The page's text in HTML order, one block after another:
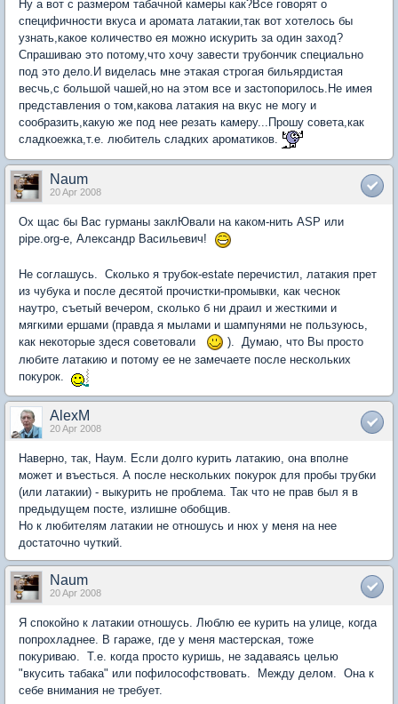
Ну а вот с размером табачной камеры как?Все говорят о
специфичности вкуса и аромата латакии,так вот хотелось бы
узнать,какое количество ея можно искурить за один заход?
Спрашиваю это потому,что хочу завести трубончик специально
под это дело.И виделась мне этакая строгая бильярдистая
весчь,с большой чашей,но на этом все и застопорилось.Не имея
представления о том,какова латакия на вкус не могу и
сообразить,какую же под нее резать камеру...Прошу совета,как
сладкоежка,т.е. любитель сладких ароматиков.
Naum
20 Apr 2008
Ох щас бы Вас гурманы заклЮвали на каком-нить ASP или
pipe.org-е, Александр Васильевич!
Не соглашусь. Сколько я трубок-estate перечистил, латакия прет
из чубука и после десятой прочистки-промывки, как чеснок
наутро, съетый вечером, сколько б ни драил и жесткими и
мягкими ершами (правда я мылами и шампунями не пользуюсь,
как некоторые здеся советовали
). Думаю, что Вы просто
любите латакию и потому ее не замечаете после нескольких
покурок.
AlexM
20 Apr 2008
Наверно, так, Наум. Если долго курить латакию, она вполне
может и въесться. А после нескольких покурок для пробы трубки
(или латакии) - выкурить не проблема. Так что не прав был я в
предыдущем посте, излишне обобщив.
Но к любителям латакии не отношусь и нюх у меня на нее
достаточно чуткий.
Naum
20 Apr 2008
Я спокойно к латакии отношусь. Люблю ее курить на улице, когда
попрохладнее. В гараже, где у меня мастерская, тоже
покуриваю. Т.е. когда просто куришь, не задаваясь целью
"вкусить табака" или пофилософствовать. Между делом. Она к
себе внимания не требует.